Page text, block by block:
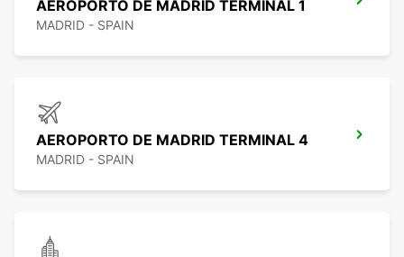
AEROPORTO DE MADRID TERMINAL 1
MADRID - SPAIN
AEROPORTO DE MADRID TERMINAL 4
MADRID - SPAIN